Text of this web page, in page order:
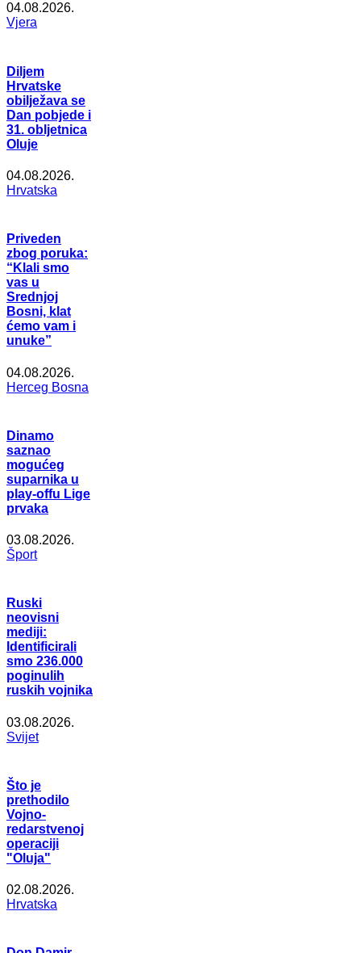
04.08.2026.
Vjera
Diljem
Hrvatske
obilježava se
Dan pobjede i
31. obljetnica
Oluje
04.08.2026.
Hrvatska
Priveden
zbog poruka:
“Klali smo
vas u
Srednjoj
Bosni, klat
ćemo vam i
unuke”
04.08.2026.
Herceg Bosna
Dinamo
saznao
mogućeg
suparnika u
play-offu Lige
prvaka
03.08.2026.
Šport
Ruski
neovisni
mediji:
Identificirali
smo 236.000
poginulih
ruskih vojnika
03.08.2026.
Svijet
Što je
prethodilo
Vojno-
redarstvenoj
operaciji
"Oluja"
02.08.2026.
Hrvatska